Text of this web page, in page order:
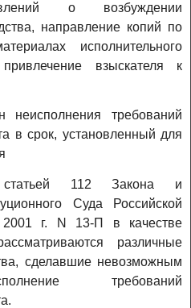
о возбуждении
направление копий по
исполнительного
взыскателя к
неисполнения требований
в срок, установленный для
112 Закона и
Суда Российской
г. N 13-П в качестве
различные
сделавшие невозможным
требований